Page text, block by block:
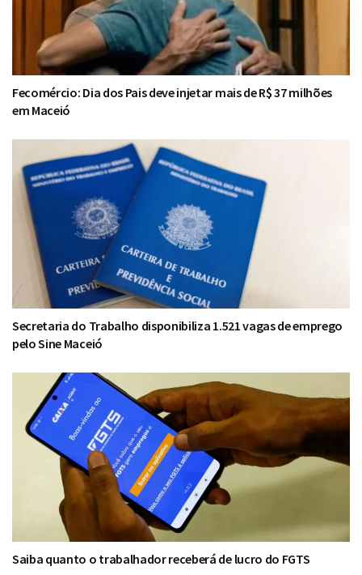
Fecomércio: Dia dos Pais deve injetar mais de R$ 37 milhões
em Maceió
Secretaria do Trabalho disponibiliza 1.521 vagas de emprego
pelo Sine Maceió
Saiba quanto o trabalhador receberá de lucro do FGTS